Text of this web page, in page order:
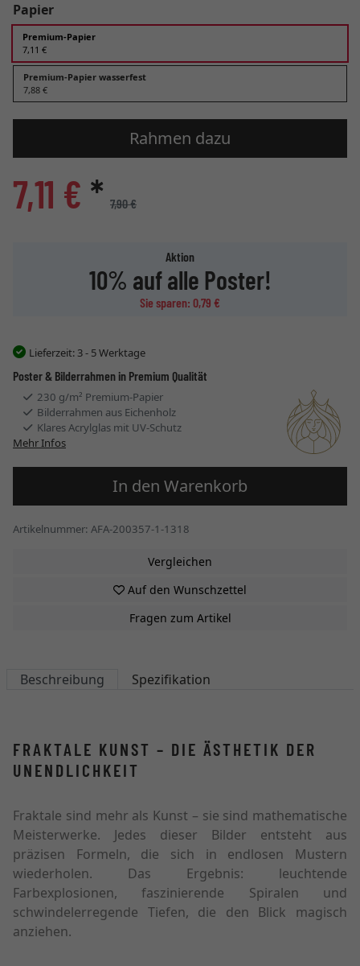
Papier
Premium-Papier
7,11 €
Premium-Papier wasserfest
7,88 €
Rahmen dazu
7,11 € * 7,90 €
Aktion
10% auf alle Poster!
Sie sparen: 0,79 €
Lieferzeit: 3 - 5 Werktage
Poster & Bilderrahmen in Premium Qualität
230 g/m² Premium-Papier
Bilderrahmen aus Eichenholz
Klares Acrylglas mit UV-Schutz
Mehr Infos
In den Warenkorb
Artikelnummer: AFA-200357-1-1318
Vergleichen
Auf den Wunschzettel
Fragen zum Artikel
Beschreibung Spezifikation
FRAKTALE KUNST – DIE ÄSTHETIK DER
UNENDLICHKEIT
Fraktale sind mehr als Kunst – sie sind mathematische
Meisterwerke. Jedes dieser Bilder entsteht aus
präzisen Formeln, die sich in endlosen Mustern
wiederholen. Das Ergebnis: leuchtende
Farbexplosionen, faszinierende Spiralen und
schwindelerregende Tiefen, die den Blick magisch
anziehen.